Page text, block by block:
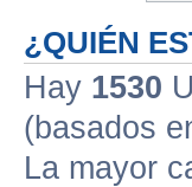
¿QUIÉN
Hay 1530
(basados
La mayor